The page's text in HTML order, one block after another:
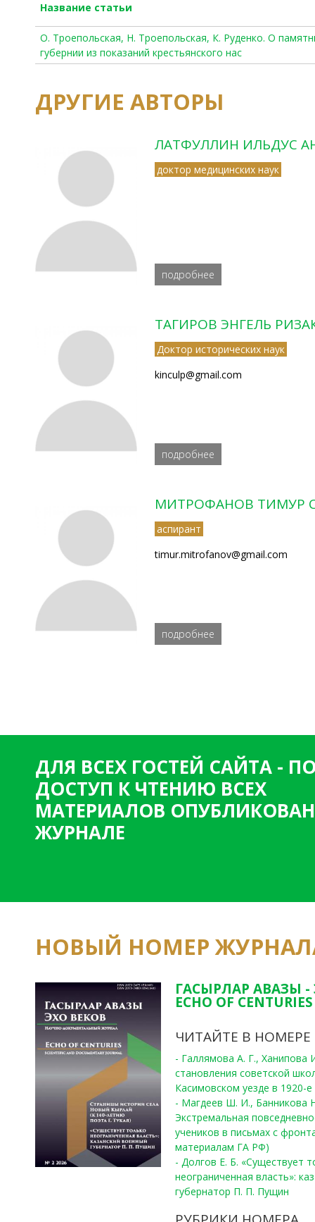
Название статьи
О. Троепольская, Н. Троепольская, К. Руденко. О
губернии из показаний крестьянского нас
ДРУГИЕ АВТОРЫ
ЛАТФУЛЛИН ИЛЬДУС
доктор медицинских наук
подробнее
ТАГИРОВ ЭНГЕЛЬ
Доктор исторических наук
kinculp@gmail.com
подробнее
МИТРОФАНОВ ТИМУР
аспирант
timur.mitrofanov@gmail.com
подробнее
ДЛЯ ВСЕХ ГОСТЕЙ САЙТА -
ДОСТУП К ЧТЕНИЮ ВСЕХ
МАТЕРИАЛОВ
ЖУРНАЛЕ
НОВЫЙ НОМЕР
ГАСЫРЛАР АВАЗЫ -
ECHO OF
ЧИТАЙТЕ В НОМЕРЕ
- Галлямова А. Г.,
становления советской
Касимовском уезде в 1920-е
- Магдеев Ш. И., Банникова
Экстремальная
учеников в письмах с
материалам ГА РФ)
- Долгов Е. Б. «Существует
неограниченная власть»:
губернатор П. П. Пущин